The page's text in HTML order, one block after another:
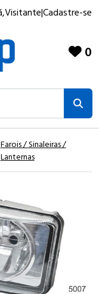
Visitante|Cadastre-se
0
Farois / Sinaleiras /
Lanternas